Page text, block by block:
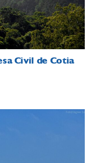
Civil de Cotia